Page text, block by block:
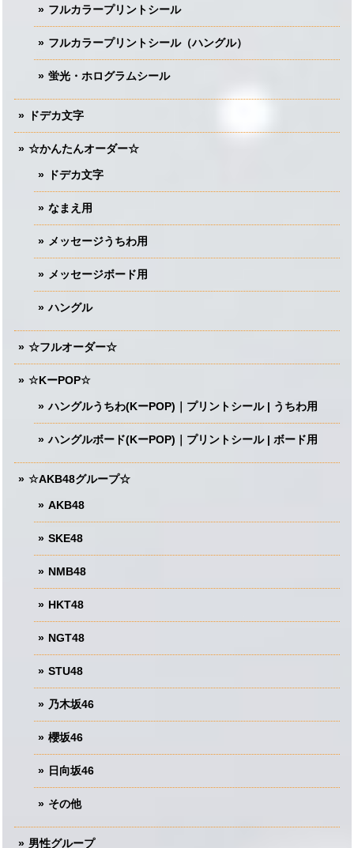
フルカラープリントシール
フルカラープリントシール（ハングル）
蛍光・ホログラムシール
ドデカ文字
☆かんたんオーダー☆
ドデカ文字
なまえ用
メッセージうちわ用
メッセージボード用
ハングル
☆フルオーダー☆
☆KーPOP☆
ハングルうちわ(KーPOP)｜プリントシール | うちわ用
ハングルボード(KーPOP)｜プリントシール | ボード用
☆AKB48グループ☆
AKB48
SKE48
NMB48
HKT48
NGT48
STU48
乃木坂46
櫻坂46
日向坂46
その他
男性グループ